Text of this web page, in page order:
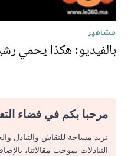
مشاهير
بالفيديو: هكذا يحمي
مرحبا بكم في فضاء
نريد مساحة للنقاش والتبادل
التبادلات بموجب مقالاتنا،